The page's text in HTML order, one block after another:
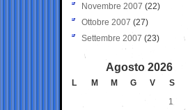
Novembre 2007 (22)
Ottobre 2007 (27)
Settembre 2007 (23)
Agosto 2026
L M M G V S
1